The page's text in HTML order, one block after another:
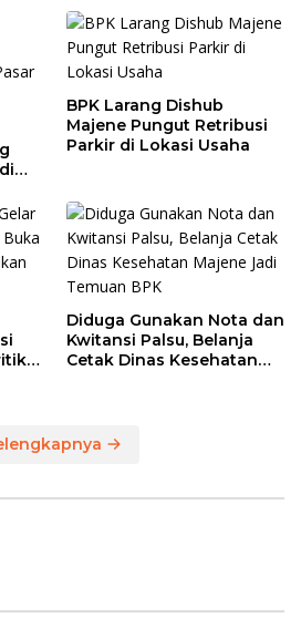
BPK Larang Dishub
Majene Pungut Retribusi
Parkir di Lokasi Usaha
Diduga Gunakan Nota dan
Kwitansi Palsu, Belanja
Cetak Dinas Kesehatan